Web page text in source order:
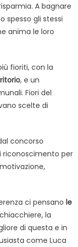
A bagnare
spesso gli stessi
anima le loro
fioriti, con la
, e un
Fiori del
scelte di
concorso
riconoscimento per
ci pensano le
la
di questa e in
come Luca